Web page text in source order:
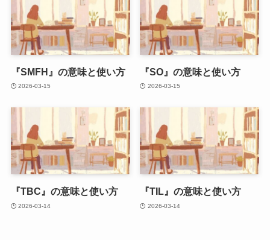
『SMFH』の意味と使い方
2026-03-15
『SO』の意味と使い方
2026-03-15
『TBC』の意味と使い方
2026-03-14
『TIL』の意味と使い方
2026-03-14